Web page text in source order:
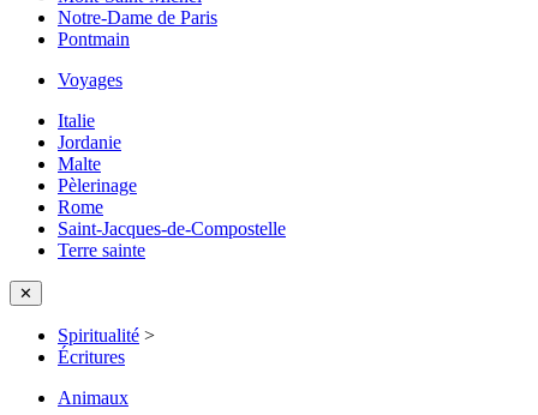
Notre-Dame de Paris
Pontmain
Voyages
Italie
Jordanie
Malte
Pèlerinage
Rome
Saint-Jacques-de-Compostelle
Terre sainte
✕
Spiritualité >
Écritures
Animaux